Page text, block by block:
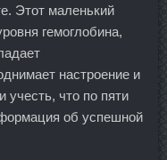
Этот маленький
гемоглобина,
настроение и
учесть, что по пяти
об успешной